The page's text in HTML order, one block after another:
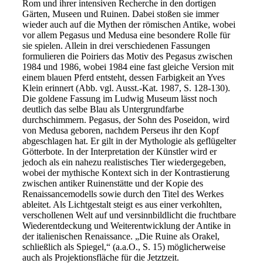
Rom und ihrer intensiven Recherche in den dortigen
Gärten, Museen und Ruinen. Dabei stoßen sie immer
wieder auch auf die Mythen der römischen Antike, wobei
vor allem Pegasus und Medusa eine besondere Rolle für
sie spielen. Allein in drei verschiedenen Fassungen
formulieren die Poiriers das Motiv des Pegasus zwischen
1984 und 1986, wobei 1984 eine fast gleiche Version mit
einem blauen Pferd entsteht, dessen Farbigkeit an Yves
Klein erinnert (Abb. vgl. Ausst.-Kat. 1987, S. 128-130).
Die goldene Fassung im Ludwig Museum lässt noch
deutlich das selbe Blau als Untergrundfarbe
durchschimmern. Pegasus, der Sohn des Poseidon, wird
von Medusa geboren, nachdem Perseus ihr den Kopf
abgeschlagen hat. Er gilt in der Mythologie als geflügelter
Götterbote. In der Interpretation der Künstler wird er
jedoch als ein nahezu realistisches Tier wiedergegeben,
wobei der mythische Kontext sich in der Kontrastierung
zwischen antiker Ruinenstätte und der Kopie des
Renaissancemodells sowie durch den Titel des Werkes
ableitet. Als Lichtgestalt steigt es aus einer verkohlten,
verschollenen Welt auf und versinnbildlicht die fruchtbare
Wiederentdeckung und Weiterentwicklung der Antike in
der italienischen Renaissance. „Die Ruine als Orakel,
schließlich als Spiegel,“ (a.a.O., S. 15) möglicherweise
auch als Projektionsfläche für die Jetztzeit.